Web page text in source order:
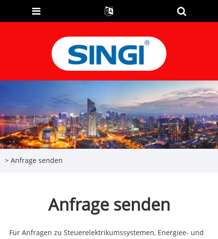
> Anfrage senden
Anfrage senden
Für Anfragen zu Steuerelektrikumssystemen, Energiee- und